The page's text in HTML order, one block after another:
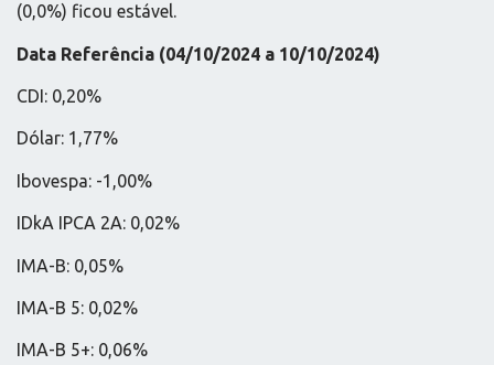
(0,0%) ficou estável.
Data Referência (04/10/2024 a 10/10/2024)
CDI: 0,20%
Dólar: 1,77%
Ibovespa: -1,00%
IDkA IPCA 2A: 0,02%
IMA-B: 0,05%
IMA-B 5: 0,02%
IMA-B 5+: 0,06%